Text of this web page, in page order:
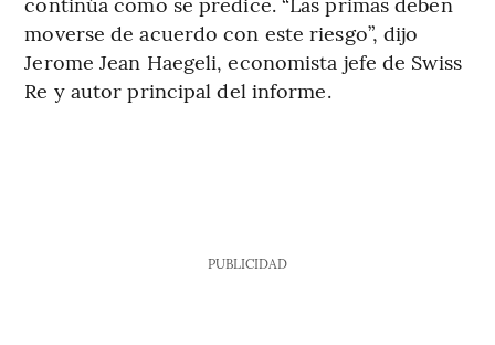
moverse de acuerdo con este riesgo”, dijo
Jerome Jean Haegeli, economista jefe de Swiss
Re y autor principal del informe.
PUBLICIDAD